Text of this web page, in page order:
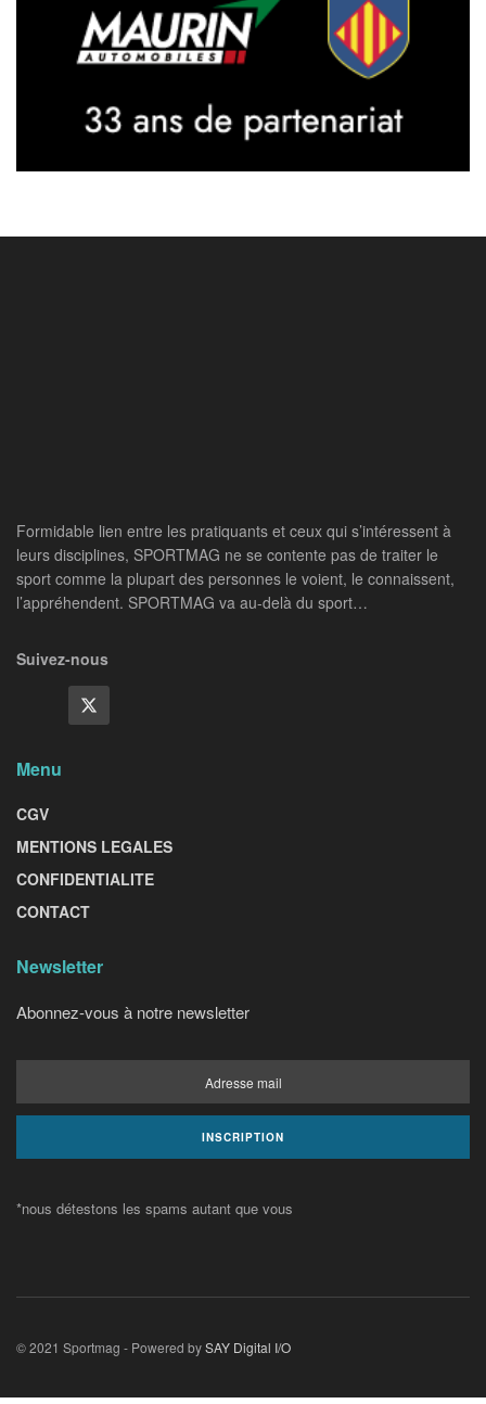
Formidable lien entre les pratiquants et ceux qui s’intéressent à
leurs disciplines, SPORTMAG ne se contente pas de traiter le
sport comme la plupart des personnes le voient, le connaissent,
l’appréhendent. SPORTMAG va au-delà du sport…
Suivez-nous
Menu
CGV
MENTIONS LEGALES
CONFIDENTIALITE
CONTACT
Newsletter
Abonnez-vous à notre newsletter
*nous détestons les spams autant que vous
© 2021 Sportmag - Powered bySAY Digital I/O